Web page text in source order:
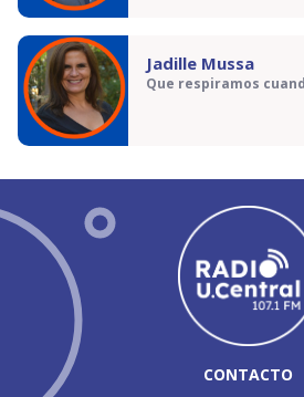
Jadille Mussa
Que respiramos
CONTACTO